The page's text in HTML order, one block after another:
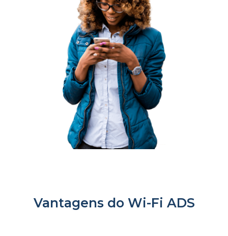
Vantagens do Wi-Fi ADS